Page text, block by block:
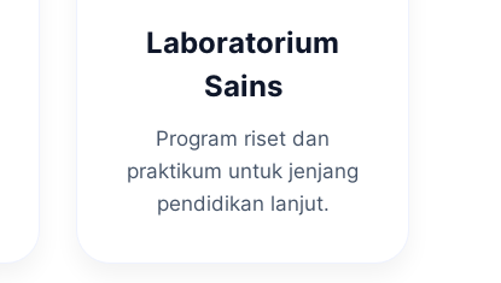
Laboratorium
Sains
Program riset dan
praktikum untuk jenjang
pendidikan lanjut.